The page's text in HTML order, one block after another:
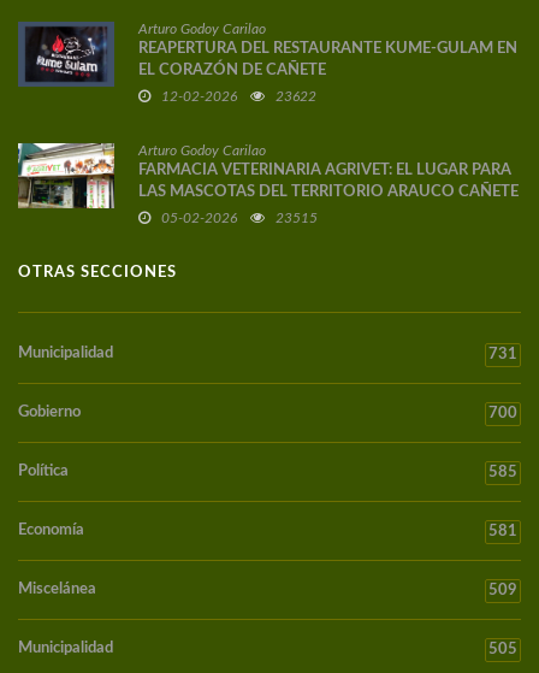
Arturo Godoy Carilao
REAPERTURA DEL RESTAURANTE KUME-GULAM EN
EL CORAZÓN DE CAÑETE
12-02-2026 23622
Arturo Godoy Carilao
FARMACIA VETERINARIA AGRIVET: EL LUGAR PARA
LAS MASCOTAS DEL TERRITORIO ARAUCO CAÑETE
05-02-2026 23515
OTRAS SECCIONES
Municipalidad 731
Gobierno 700
Política 585
Economía 581
Miscelánea 509
Municipalidad 505